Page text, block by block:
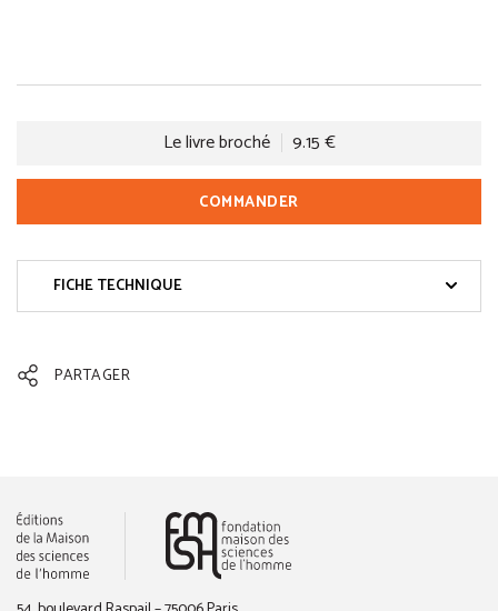
Le livre broché 9.15 €
COMMANDER
FICHE TECHNIQUE
PARTAGER